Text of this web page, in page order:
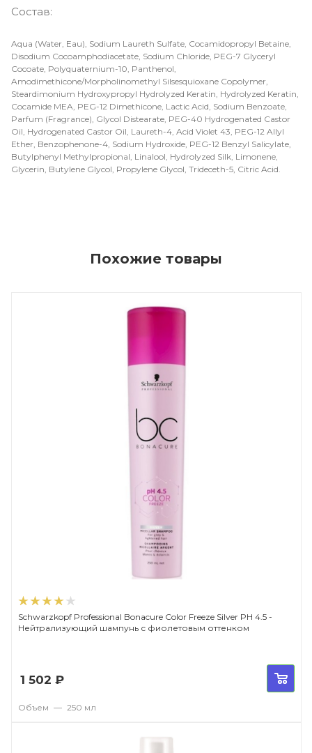
Состав:
Aqua (Water, Eau), Sodium Laureth Sulfate, Cocamidopropyl Betaine,
Disodium Cocoamphodiacetate, Sodium Chloride, PEG-7 Glyceryl
Cocoate, Polyquaternium-10, Panthenol,
Amodimethicone/Morpholinomethyl Silsesquioxane Copolymer,
Steardimonium Hydroxypropyl Hydrolyzed Keratin, Hydrolyzed Keratin,
Cocamide MEA, PEG-12 Dimethicone, Lactic Acid, Sodium Benzoate,
Parfum (Fragrance), Glycol Distearate, PEG-40 Hydrogenated Castor
Oil, Hydrogenated Castor Oil, Laureth-4, Acid Violet 43, PEG-12 Allyl
Ether, Benzophenone-4, Sodium Hydroxide, PEG-12 Benzyl Salicylate,
Butylphenyl Methylpropional, Linalool, Hydrolyzed Silk, Limonene,
Glycerin, Butylene Glycol, Propylene Glycol, Trideceth-5, Citric Acid.
Похожие товары
Schwarzkopf Professional Bonacure Color Freeze Silver PH 4.5 -
Нейтрализующий шампунь с фиолетовым оттенком
1 502 ₽
Объем — 250 мл